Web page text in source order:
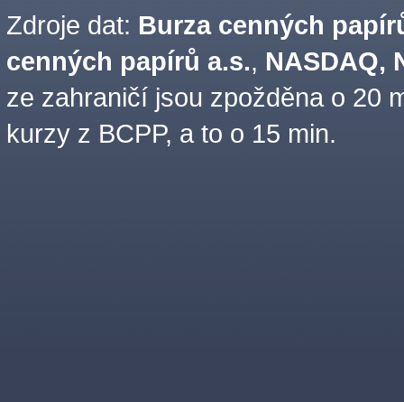
Zdroje dat: Burza cenných
cenných papírů a.s., NASDAQ,
ze zahraničí jsou zpožděna o 20
kurzy z BCPP, a to o 15 min.